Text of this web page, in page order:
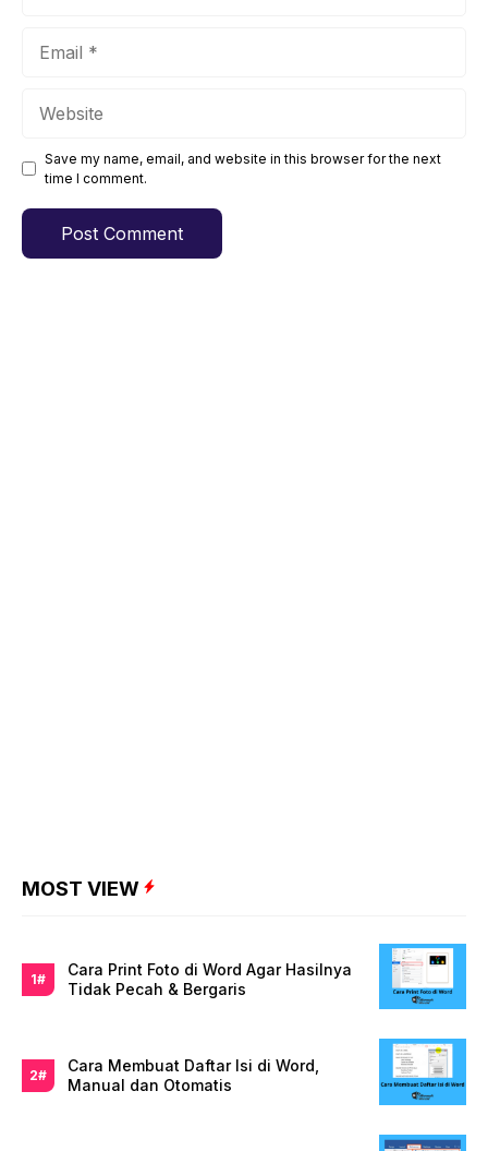
Save my name, email, and website in this browser for the next
time I comment.
MOST VIEW
Cara Print Foto di Word Agar Hasilnya
Tidak Pecah & Bergaris
Cara Membuat Daftar Isi di Word,
Manual dan Otomatis